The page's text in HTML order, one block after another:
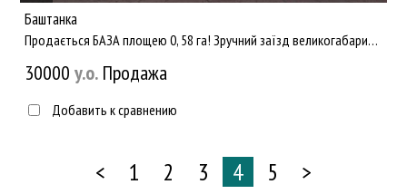
Баштанка
Продається БАЗА площею 0, 58 га! Зручний заїзд великогабаритної техніки з двох сторін (з вулиці Полтавської аб...
30000 y.о. Продажа
Добавить к сравнению
< 1 2 3 4 5 >